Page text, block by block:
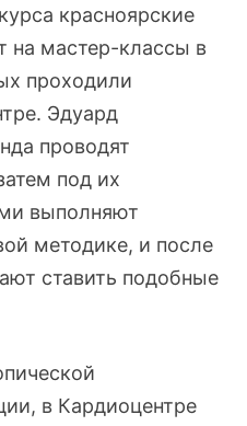
красноярские
на мастер-классы в
проходили
Эдуард
проводят
под их
выполняют
методике, и после
ставить подобные
в Кардиоцентре